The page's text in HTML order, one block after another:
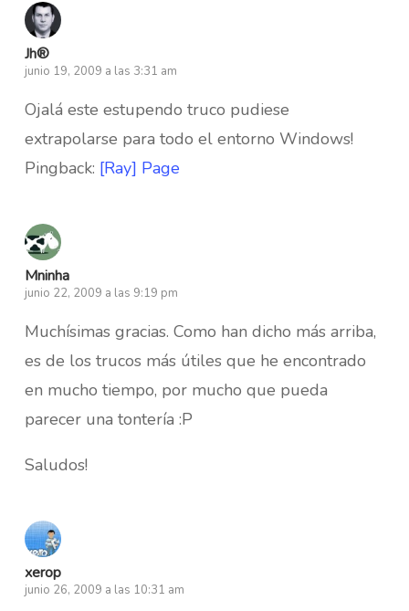
Jh®
junio 19, 2009 a las 3:31 am
Ojalá este estupendo truco pudiese
extrapolarse para todo el entorno Windows!
Pingback: [Ray] Page
Mninha
junio 22, 2009 a las 9:19 pm
Muchísimas gracias. Como han dicho más arriba,
es de los trucos más útiles que he encontrado
en mucho tiempo, por mucho que pueda
parecer una tontería :P
Saludos!
xerop
junio 26, 2009 a las 10:31 am